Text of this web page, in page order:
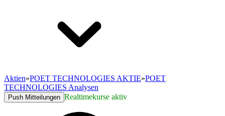
Aktien»POET TECHNOLOGIES AKTIE»POET
TECHNOLOGIES Analysen
Push Mitteilungen Realtimekurse aktiv